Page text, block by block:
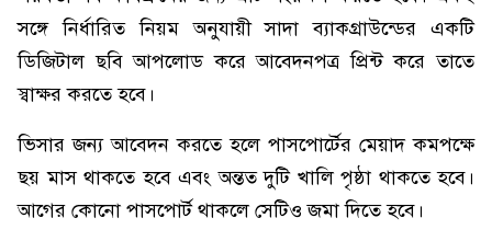
সঙ্গে নির্ধারিত নিয়ম অনুযায়ী সাদা ব্যাকগ্রাউন্ডের একটি
ডিজিটাল ছবি আপলোড করে আবেদনপত্র প্রিন্ট করে তাতে
স্বাক্ষর করতে হবে।
ভিসার জন্য আবেদন করতে হলে পাসপোর্টের মেয়াদ কমপক্ষে
ছয় মাস থাকতে হবে এবং অন্তত দুটি খালি পৃষ্ঠা থাকতে হবে।
আগের কোনো পাসপোর্ট থাকলে সেটিও জমা দিতে হবে।